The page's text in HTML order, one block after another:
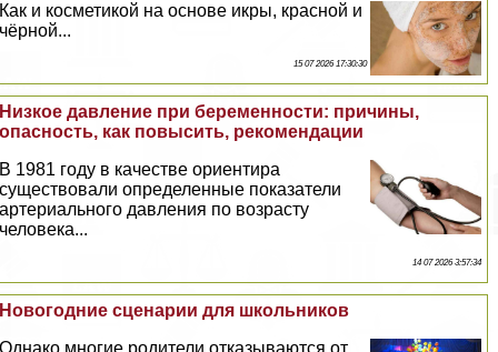
Как и косметикой на основе икры, красной и
чёрной...
15 07 2026 17:30:30
Низкое давление при беременности: причины,
опасность, как повысить, рекомендации
В 1981 году в качестве ориентира
существовали определенные показатели
артериального давления по возрасту
человека...
14 07 2026 3:57:34
Новогодние сценарии для школьников